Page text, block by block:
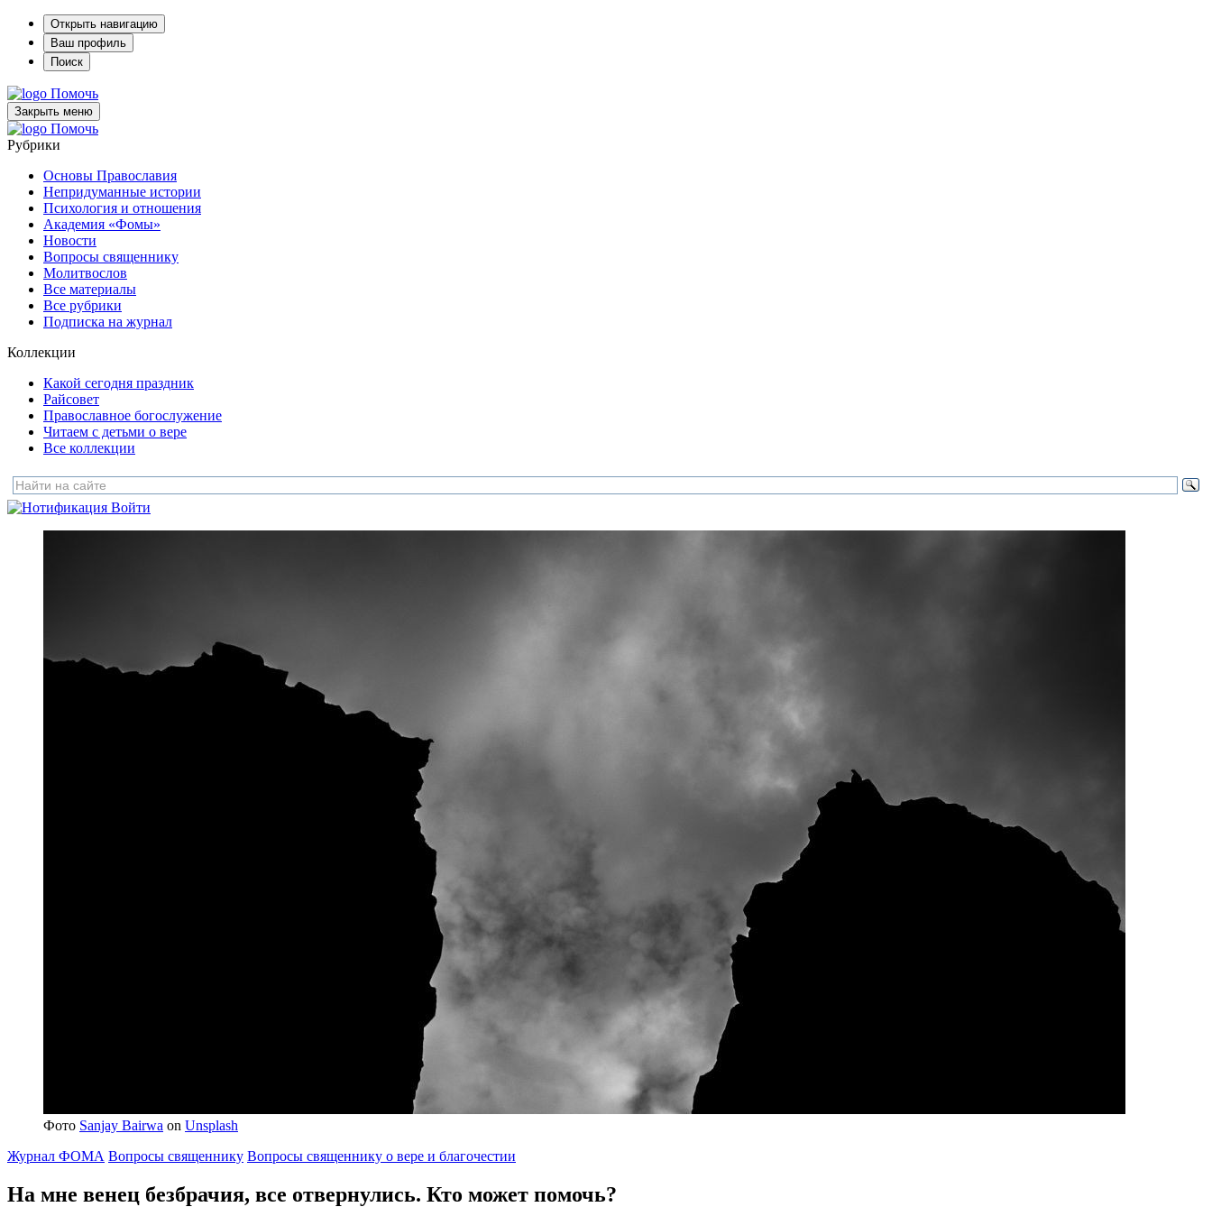
Открыть навигацию
Ваш профиль
Поиск
Помочь
Закрыть меню
Помочь
Рубрики
Основы Православия
Непридуманные истории
Психология и отношения
Академия «Фомы»
Новости
Вопросы священнику
Молитвослов
Все материалы
Все рубрики
Подписка на журнал
Коллекции
Какой сегодня праздник
Райсовет
Православное богослужение
Читаем с детьми о вере
Все коллекции
Войти
Фото Sanjay Bairwa on Unsplash
Журнал ФОМА Вопросы священнику Вопросы священнику о вере и благочестии
На мне венец безбрачия, все отвернулись. Кто может помочь?